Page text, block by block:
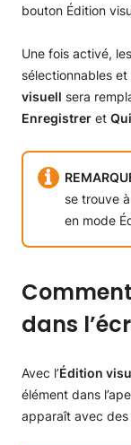
Une fois activé,
sélectionnables
visuell sera
Enregistrer et
se trouve
en mode
dans
Avec l’Édition
élément dans
apparaît avec des